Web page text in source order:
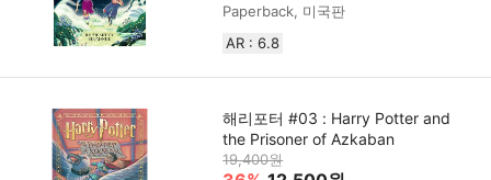
Paperback, 미국판
AR : 6.8
해리포터 #03 : Harry Potter and
the Prisoner of Azkaban
19,400원